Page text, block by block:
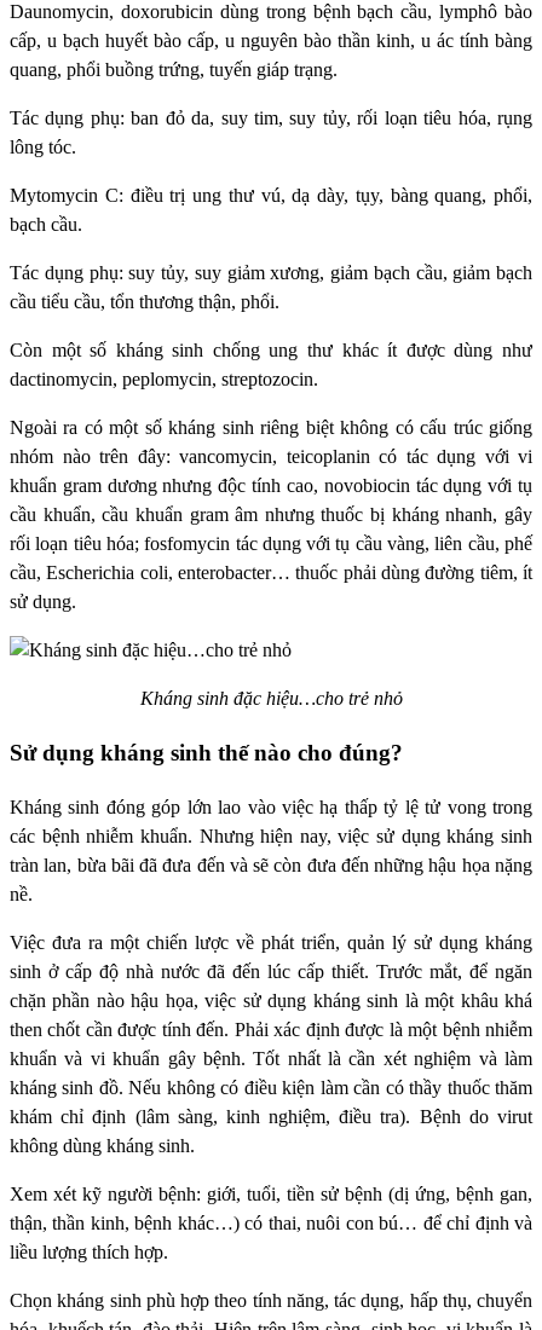
Daunomycin, doxorubicin dùng trong bệnh bạch cầu, lymphô bào
cấp, u bạch huyết bào cấp, u nguyên bào thần kinh, u ác tính bàng
quang, phổi buồng trứng, tuyến giáp trạng.
Tác dụng phụ: ban đỏ da, suy tim, suy tủy, rối loạn tiêu hóa, rụng
lông tóc.
Mytomycin C: điều trị ung thư vú, dạ dày, tụy, bàng quang, phổi,
bạch cầu.
Tác dụng phụ: suy tủy, suy giảm xương, giảm bạch cầu, giảm bạch
cầu tiểu cầu, tổn thương thận, phổi.
Còn một số kháng sinh chống ung thư khác ít được dùng như
dactinomycin, peplomycin, streptozocin.
Ngoài ra có một số kháng sinh riêng biệt không có cấu trúc giống
nhóm nào trên đây: vancomycin, teicoplanin có tác dụng với vi
khuẩn gram dương nhưng độc tính cao, novobiocin tác dụng với tụ
cầu khuẩn, cầu khuẩn gram âm nhưng thuốc bị kháng nhanh, gây
rối loạn tiêu hóa; fosfomycin tác dụng với tụ cầu vàng, liên cầu, phế
cầu, Escherichia coli, enterobacter… thuốc phải dùng đường tiêm, ít
sử dụng.
Kháng sinh đặc hiệu…cho trẻ nhỏ
Sử dụng kháng sinh thế nào cho đúng?
Kháng sinh đóng góp lớn lao vào việc hạ thấp tỷ lệ tử vong trong
các bệnh nhiễm khuẩn. Nhưng hiện nay, việc sử dụng kháng sinh
tràn lan, bừa bãi đã đưa đến và sẽ còn đưa đến những hậu họa nặng
nề.
Việc đưa ra một chiến lược về phát triển, quản lý sử dụng kháng
sinh ở cấp độ nhà nước đã đến lúc cấp thiết. Trước mắt, để ngăn
chặn phần nào hậu họa, việc sử dụng kháng sinh là một khâu khá
then chốt cần được tính đến. Phải xác định được là một bệnh nhiễm
khuẩn và vi khuẩn gây bệnh. Tốt nhất là cần xét nghiệm và làm
kháng sinh đồ. Nếu không có điều kiện làm cần có thầy thuốc thăm
khám chỉ định (lâm sàng, kinh nghiệm, điều tra). Bệnh do virut
không dùng kháng sinh.
Xem xét kỹ người bệnh: giới, tuổi, tiền sử bệnh (dị ứng, bệnh gan,
thận, thần kinh, bệnh khác…) có thai, nuôi con bú… để chỉ định và
liều lượng thích hợp.
Chọn kháng sinh phù hợp theo tính năng, tác dụng, hấp thụ, chuyển